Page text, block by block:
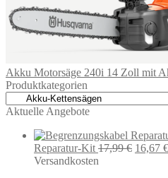
Akku Motorsäge 240i 14 Zoll mit
Produktkategorien
Aktuelle Angebote
Reparatur-Kit 17,99€ 16,67 €
Versandkosten